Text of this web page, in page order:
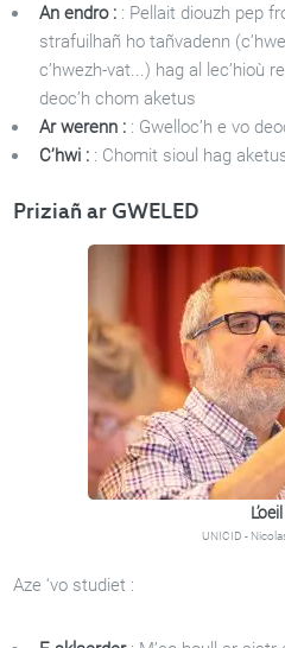
An endro :: Pellait diouzh pep
strafuilhañ ho tañvadenn
c’hwezh-vat...) hag al lec’hioù
deoc’h chom aketus
Ar werenn : : Gwelloc’h e vo
C’hwi : : Chomit sioul hag
Priziañ ar GWELED
L’oeil
UNICID -
Aze ‘vo studiet :